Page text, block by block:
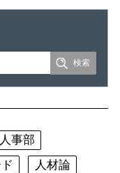
人事部
人材論